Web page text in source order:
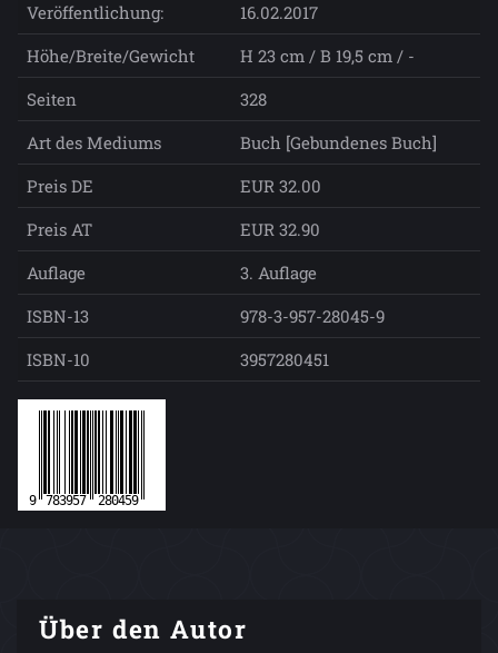
Veröffentlichung:
16.02.2017
Höhe/Breite/Gewicht
H 23 cm / B 19,5 cm / -
Seiten
328
Art des Mediums
Buch [Gebundenes Buch]
Preis DE
EUR 32.00
Preis AT
EUR 32.90
Auflage
3. Auflage
ISBN-13
978-3-957-28045-9
ISBN-10
3957280451
Über den Autor